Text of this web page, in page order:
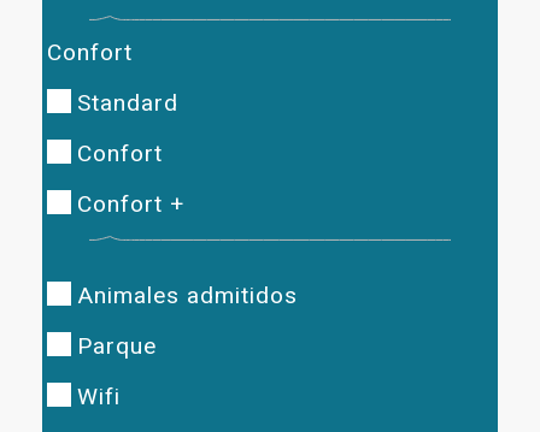
Confort
Standard
Confort
Confort +
Animales admitidos
Parque
Wifi